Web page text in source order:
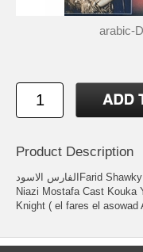
arabic-
Product Description
الفارس الاسودFarid Shawky and star Yehia the rare Egyptian movie
Niazi Mostafa Cast Kouka
Knight ( el fares el